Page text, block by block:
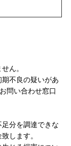
ん。
不良の疑いがあ
問い合わせ窓口
分を調達できな
します。